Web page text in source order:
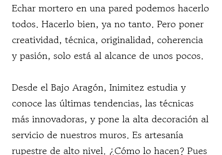
Echar mortero en una pared podemos hacerlo
todos. Hacerlo bien, ya no tanto. Pero poner
creatividad, técnica, originalidad, coherencia
y pasión, solo está al alcance de unos pocos.
Desde el Bajo Aragón, Inimitez estudia y
conoce las últimas tendencias, las técnicas
más innovadoras, y pone la alta decoración al
servicio de nuestros muros. Es artesanía
rupestre de alto nivel. ¿Cómo lo hacen? Pues